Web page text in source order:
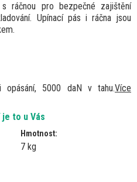
ráčnou pro bezpečné zajištění
Upínací pás i ráčna jsou
opásání, 5000 daN v tahu.Více
to u Vás
Hmotnost:
7 kg